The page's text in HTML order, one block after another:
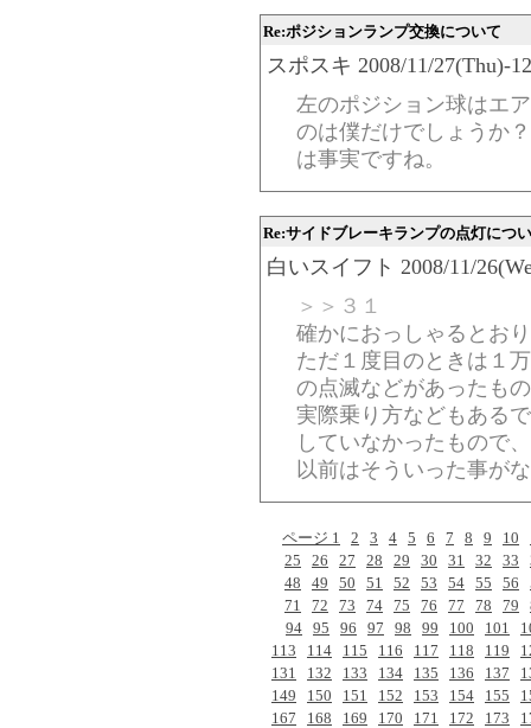
Re:ポジションランプ交換について
スポスキ 2008/11/27(Thu)-
左のポジション球はエ
のは僕だけでしょうか
は事実ですね。
Re:サイドブレーキランプの点灯につ
白いスイフト 2008/11/
＞＞３１
確かにおっしゃるとお
ただ１度目のときは１
の点滅などがあったも
実際乗り方などもある
していなかったもので
以前はそういった事が
ページ 1 2 3 4 5 6 7 8 9 10
25
26 27 28 29 30 31 32 33
48
49 50 51 52 53 54 55 56
71
72 73 74 75 76 77 78 79
94 95 96 97 98 99 100 101
113
114 115 116 117 118 119
131
132 133 134 135 136 137
149
150 151 152 153 154 155
167
168 169 170 171 172 173